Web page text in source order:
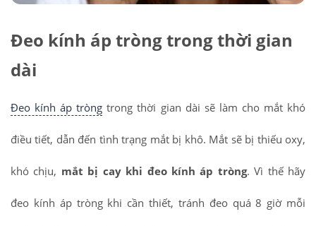
Đeo kính áp tròng trong thời gian
dài
Đeo kính áp tròng trong thời gian dài sẽ làm cho mắt khó
điều tiết, dẫn đến tình trạng mắt bị khô. Mắt sẽ bị thiếu oxy,
khó chịu, mắt bị cay khi đeo kính áp tròng. Vì thế hãy
đeo kính áp tròng khi cần thiết, tránh đeo quá 8 giờ mỗi